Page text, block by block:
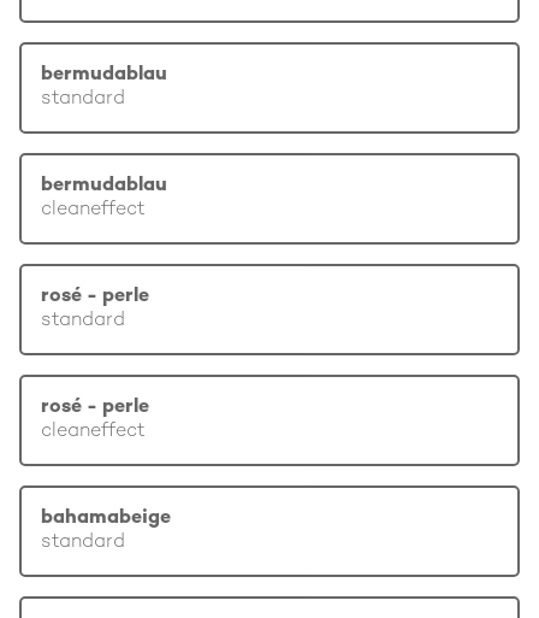
bermudablau
standard
bermudablau
cleaneffect
rosé - perle
standard
rosé - perle
cleaneffect
bahamabeige
standard